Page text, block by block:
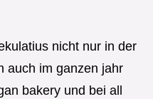
nicht nur in der
auch im ganzen jahr
bakery und bei all